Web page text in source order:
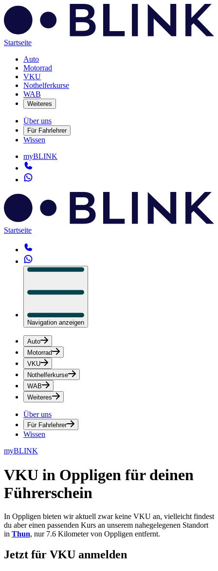
Startseite
Auto
Motorrad
VKU
Nothelferkurse
WAB
Weiteres
Über uns
Für Fahrlehrer
Wissen
myBLINK
Startseite
Navigation anzeigen
Auto
Motorrad
VKU
Nothelferkurse
WAB
Weiteres
Über uns
Für Fahrlehrer
Wissen
myBLINK
VKU in Oppligen für deinen
Führerschein
In Oppligen bieten wir aktuell zwar keine VKU an, vielleicht findest
du aber einen passenden Kurs an unserem nahegelegenen Standort
in Thun, nur 7.6 Kilometer von Oppligen entfernt.
Jetzt für VKU anmelden